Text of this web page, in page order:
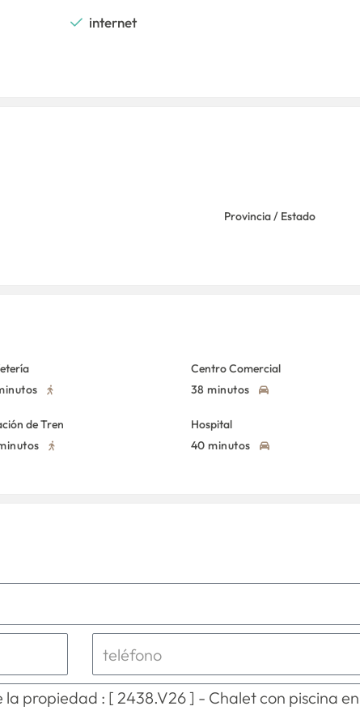
internet
Provincia / Estado
Centro Comercial
38 minutos
de Tren
Hospital
40 minutos